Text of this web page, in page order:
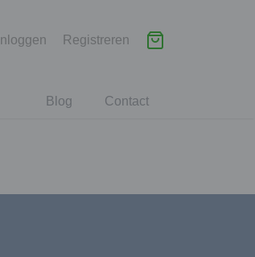
Inloggen Registreren
Contact
Blog